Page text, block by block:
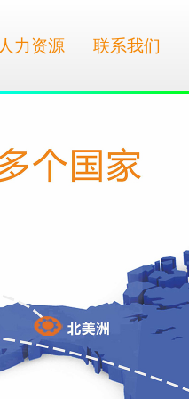
人力资源 联系我们